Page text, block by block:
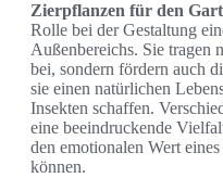
Zierpflanzen für den
Rolle bei der Gestaltung
Außenbereichs. Sie tragen
bei, sondern fördern auch
sie einen natürlichen
Insekten schaffen.
eine beeindruckende
den emotionalen Wert
können.